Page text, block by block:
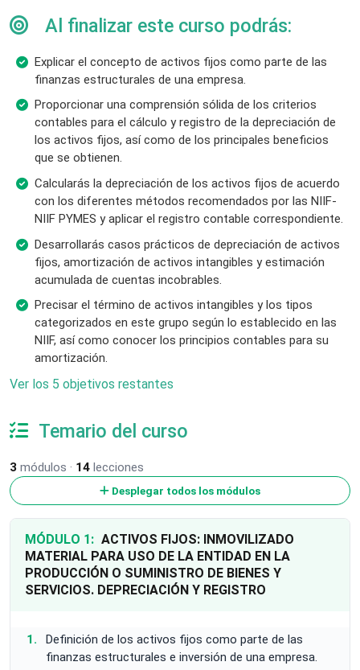
Al finalizar este curso podrás:
Explicar el concepto de activos fijos como parte de las
finanzas estructurales de una empresa.
Proporcionar una comprensión sólida de los criterios
contables para el cálculo y registro de la depreciación de
los activos fijos, así como de los principales beneficios
que se obtienen.
Calcularás la depreciación de los activos fijos de acuerdo
con los diferentes métodos recomendados por las NIIF-
NIIF PYMES y aplicar el registro contable correspondiente.
Desarrollarás casos prácticos de depreciación de activos
fijos, amortización de activos intangibles y estimación
acumulada de cuentas incobrables.
Precisar el término de activos intangibles y los tipos
categorizados en este grupo según lo establecido en las
NIIF, así como conocer los principios contables para su
amortización.
Ver los 5 objetivos restantes
Temario del curso
3 módulos · 14 lecciones
Desplegar todos los módulos
MÓDULO 1: ACTIVOS FIJOS: INMOVILIZADO
MATERIAL PARA USO DE LA ENTIDAD EN LA
PRODUCCIÓN O SUMINISTRO DE BIENES Y
SERVICIOS. DEPRECIACIÓN Y REGISTRO
Definición de los activos fijos como parte de las
finanzas estructurales e inversión de una empresa.